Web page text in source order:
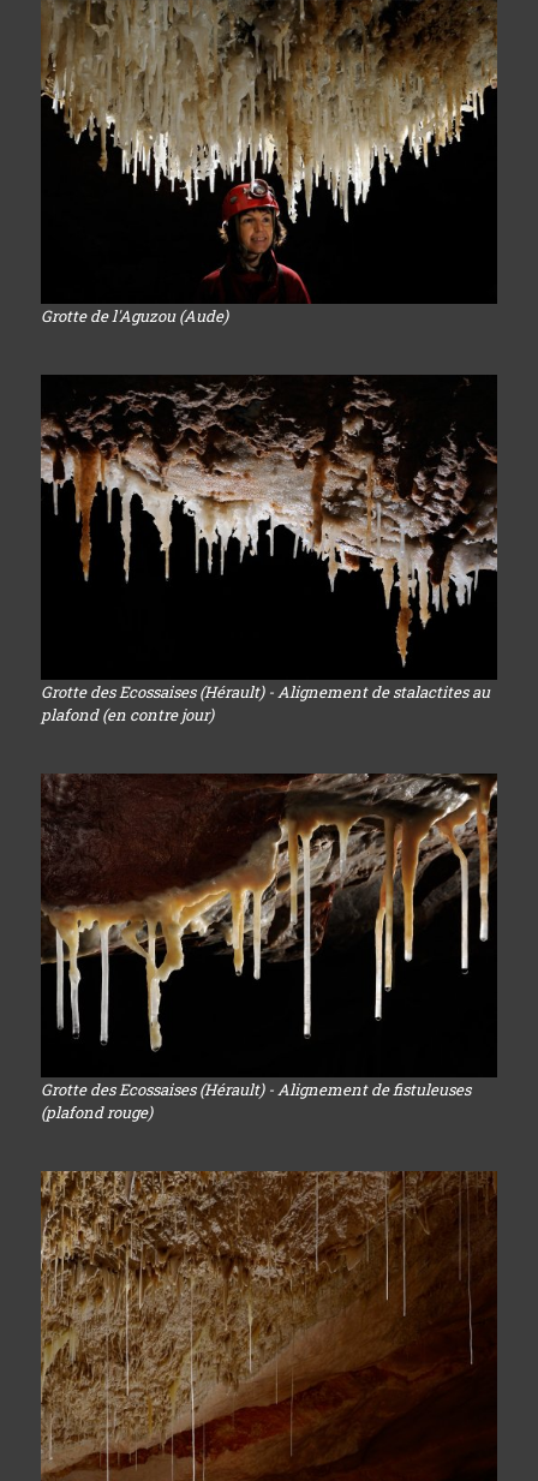
Grotte de l'Aguzou (Aude)
Grotte des Ecossaises (Hérault) - Alignement de stalactites au
plafond (en contre jour)
Grotte des Ecossaises (Hérault) - Alignement de fistuleuses
(plafond rouge)